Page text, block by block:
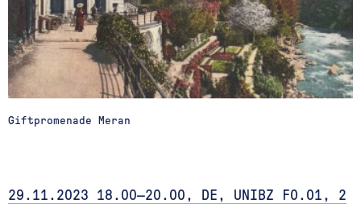
Giftpromenade Meran
29.11.2023 18.00—20.00, DE, UNIBZ F0.01, 2